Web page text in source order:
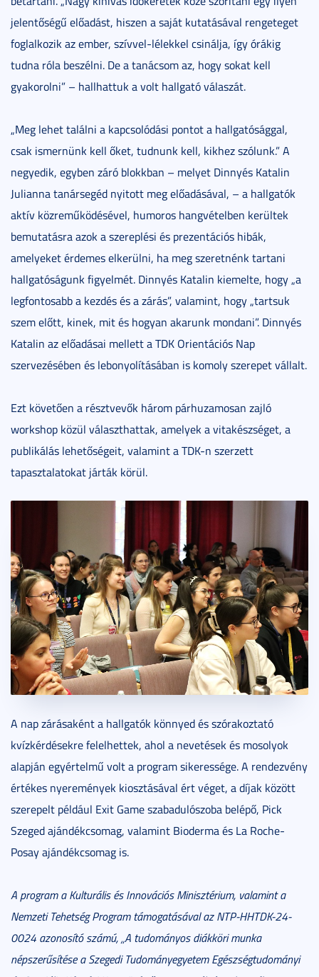
jelentőségű előadást, hiszen a saját kutatásával rengeteget
foglalkozik az ember, szívvel-lélekkel csinálja, így órákig
tudna róla beszélni. De a tanácsom az, hogy sokat kell
gyakorolni” – hallhattuk a volt hallgató válaszát.
„Meg lehet találni a kapcsolódási pontot a hallgatósággal,
csak ismernünk kell őket, tudnunk kell, kikhez szólunk.” A
negyedik, egyben záró blokkban – melyet Dinnyés Katalin
Julianna tanársegéd nyitott meg előadásával, – a hallgatók
aktív közreműködésével, humoros hangvételben kerültek
bemutatásra azok a szereplési és prezentációs hibák,
amelyeket érdemes elkerülni, ha meg szeretnénk tartani
hallgatóságunk figyelmét. Dinnyés Katalin kiemelte, hogy „a
legfontosabb a kezdés és a zárás”, valamint, hogy „tartsuk
szem előtt, kinek, mit és hogyan akarunk mondani”. Dinnyés
Katalin az előadásai mellett a TDK Orientációs Nap
szervezésében és lebonyolításában is komoly szerepet vállalt.
Ezt követően a résztvevők három párhuzamosan zajló
workshop közül választhattak, amelyek a vitakészséget, a
publikálás lehetőségeit, valamint a TDK-n szerzett
tapasztalatokat járták körül.
A nap zárásaként a hallgatók könnyed és szórakoztató
kvízkérdésekre felelhettek, ahol a nevetések és mosolyok
alapján egyértelmű volt a program sikeressége. A rendezvény
értékes nyeremények kiosztásával ért véget, a díjak között
szerepelt például Exit Game szabadulószoba belépő, Pick
Szeged ajándékcsomag, valamint Bioderma és La Roche-
Posay ajándékcsomag is.
A program a Kulturális és Innovációs Minisztérium, valamint a
Nemzeti Tehetség Program támogatásával az NTP-HHTDK-24-
0024 azonosító számú, „A tudományos diákköri munka
népszerűsítése a Szegedi Tudományegyetem Egészségtudományi